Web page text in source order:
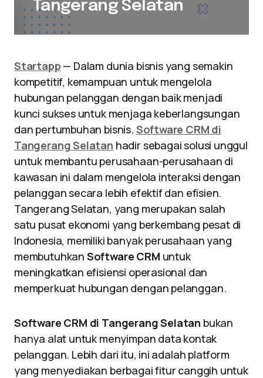
Tangerang Selatan
Startapp — Dalam dunia bisnis yang semakin
kompetitif, kemampuan untuk mengelola
hubungan pelanggan dengan baik menjadi
kunci sukses untuk menjaga keberlangsungan
dan pertumbuhan bisnis. Software CRM di
Tangerang Selatan hadir sebagai solusi unggul
untuk membantu perusahaan-perusahaan di
kawasan ini dalam mengelola interaksi dengan
pelanggan secara lebih efektif dan efisien.
Tangerang Selatan, yang merupakan salah
satu pusat ekonomi yang berkembang pesat di
Indonesia, memiliki banyak perusahaan yang
membutuhkan Software CRM untuk
meningkatkan efisiensi operasional dan
memperkuat hubungan dengan pelanggan.
Software CRM di Tangerang Selatan bukan
hanya alat untuk menyimpan data kontak
pelanggan. Lebih dari itu, ini adalah platform
yang menyediakan berbagai fitur canggih untuk